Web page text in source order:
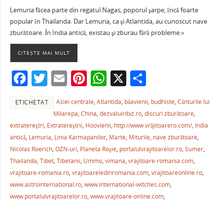
c
e
b
o
o
k
itt
er
ai
l
er
e
at
s
p
p
ta
je
ză
Lemuria făcea parte din regatul Nagas, poporul şarpe, încă foarte
popular în Thailanda. Dar Lemuria, ca şi Atlantida, au cunoscut nave
zburătoare. În India antică, existau şi zburau fără probleme.»
CITEȘTE MAI MULT
F
c
e
b
o
o
k
T
w
itt
er
E
m
ai
l
Pi
nt
er
e
st
W
h
at
s
A
p
p
X P
ar
ta
je
a
ză
ETICHETAT Asiei centrale,Atlantida, bâavienii, budhiste,Cânturile lui
Milarepa,China,dezvaluiribiz.ro,discuri zburătoare,
extratereştri, Extratereştrii, Hoovienii, http://www.vrăjitoarero.com/, India
antică, Lemuria, Linia Karmapanilor, Marte, Miturile, nave zburătoare,
Nicolas Roerich, OZN-uri, Planeta Roşie, portalulvrajitoarelor.ro, Sumer,
Thailanda, Tibet, Tibetanii, Ummo, vimana, vrajitoare-romania.com,
vrajitoare-romania.ro, vrajitoareledinromania.com, vrajitoareonline.ro,
www.astrointernational.ro, www.international-witches.com,
www.portalulvrajitoarelor.ro, www.vrajitoare-online.com,